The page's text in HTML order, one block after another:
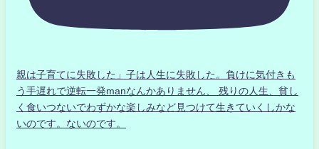
親は子育てに失敗した」子は人生に失敗した。負けに気付きも
う手遅れで逆転一発manなんかありません、 残りの人生、貧し
く食いつないでわずかな楽しみなど見つけて生きていくしかな
いのです。ないのです。